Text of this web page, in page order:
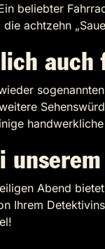
beliebter
achtzehn
auch
Abend
Ihrem